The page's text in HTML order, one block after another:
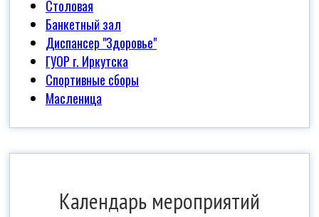
Столовая
Банкетный зал
Диспансер "Здоровье"
ГУОР г. Иркутска
Спортивные сборы
Масленица
Календарь мероприятий